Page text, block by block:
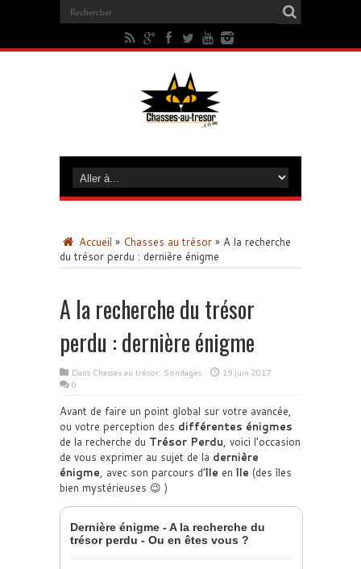
Accueil » Chasses au trésor » A la recherche
du trésor perdu : dernière énigme
A la recherche du trésor
perdu : dernière énigme
Dans Chasses au trésor, Sondages
19 juin 2017
0
Avant de faire un point global sur votre avancée,
ou votre perception des différentes énigmes
de la recherche du Trésor Perdu, voici l’occasion
de vous exprimer au sujet de la dernière
énigme, avec son parcours d’île en île (des îles
bien mystérieuses 😉 )
Dernière énigme - A la recherche du
trésor perdu - Ou en êtes vous ?